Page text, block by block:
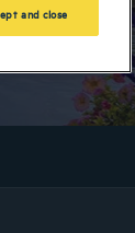
and close